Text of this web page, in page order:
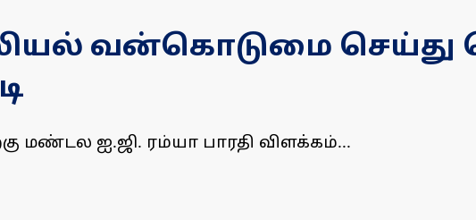
வன்கொடுமை
மண்டல ஐ.ஜி. ரம்யா பாரதி விளக்கம்...